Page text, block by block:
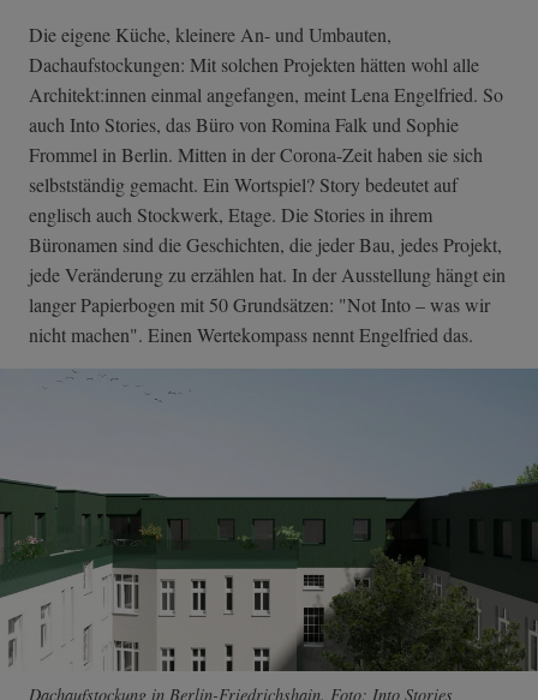
Die eigene Küche, kleinere An- und Umbauten,
Dachaufstockungen: Mit solchen Projekten hätten wohl alle
Architekt:innen einmal angefangen, meint Lena Engelfried. So
auch Into Stories, das Büro von Romina Falk und Sophie
Frommel in Berlin. Mitten in der Corona-Zeit haben sie sich
selbstständig gemacht. Ein Wortspiel? Story bedeutet auf
englisch auch Stockwerk, Etage. Die Stories in ihrem
Büronamen sind die Geschichten, die jeder Bau, jedes Projekt,
jede Veränderung zu erzählen hat. In der Ausstellung hängt ein
langer Papierbogen mit 50 Grundsätzen: "Not Into – was wir
nicht machen". Einen Wertekompass nennt Engelfried das.
Dachaufstockung in Berlin-Friedrichshain. Foto: Into Stories